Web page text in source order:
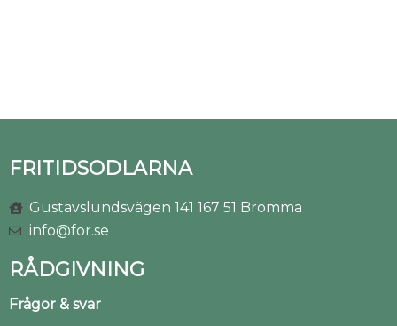
FRITIDSODLARNA
Gustavslundsvägen 141 167 51 Bromma
info@for.se
RÅDGIVNING
Frågor & svar